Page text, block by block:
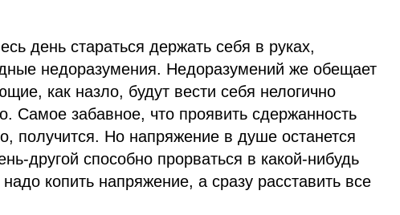
день стараться держать себя в руках,
недоразумения. Недоразумений же обещает
как назло, будут вести себя нелогично
Самое забавное, что проявить сдержанность
получится. Но напряжение в душе останется
другой способно прорваться в какой-нибудь
копить напряжение, а сразу расставить все